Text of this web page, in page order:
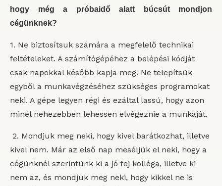
hogy még a próbaidő alatt búcsút mondjon
cégünknek?
1. Ne biztosítsuk számára a megfelelő technikai
feltételeket. A számítógépéhez a belépési kódját
csak napokkal később kapja meg. Ne telepítsük
egyből a munkavégzéséhez szükséges programokat
neki. A gépe legyen régi és ezáltal lassú, hogy azon
minél nehezebben lehessen elvégeznie a munkáját.
2. Mondjuk meg neki, hogy kivel barátkozhat, illetve
kivel nem. Már az első nap meséljük el neki, hogy a
cégünknél szerintünk ki a jó fej kolléga, illetve ki
nem az, és mondjuk meg neki, hogy kikkel ne is